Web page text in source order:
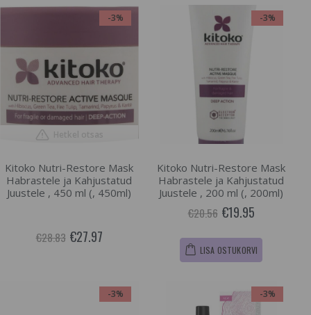
-3%
Kitoko Nutri-Restore Mask
Habrastele ja Kahjustatud
Juustele , 450 ml (, 450ml)
€28.83 €27.97
-3%
Kitoko Nutri-Restore Mask
Habrastele ja Kahjustatud
Juustele , 200 ml (, 200ml)
€20.56 €19.95
LISA OSTUKORVI
-3% -3%